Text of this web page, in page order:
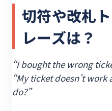
切符や改札
レーズは？
“I bought the wrong
“My ticket doesn’t
do?”